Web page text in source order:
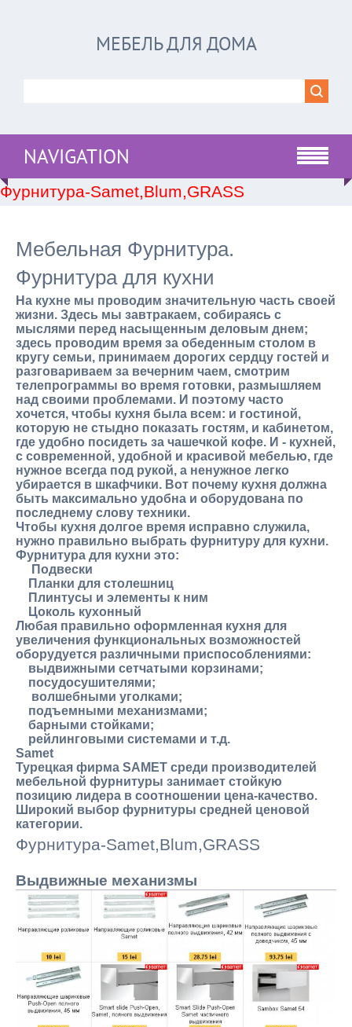
МЕБЕЛЬ ДЛЯ ДОМА
NAVIGATION
Фурнитура-Samet,Blum,GRASS
Мебельная Фурнитура.
Фурнитура для кухни
На кухне мы проводим значительную часть своей
жизни. Здесь мы завтракаем, собираясь с
мыслями перед насыщенным деловым днем;
здесь проводим время за обеденным столом в
кругу семьи, принимаем дорогих сердцу гостей и
разговариваем за вечерним чаем, смотрим
телепрограммы во время готовки, размышляем
над своими проблемами. И поэтому часто
хочется, чтобы кухня была всем: и гостиной,
которую не стыдно показать гостям, и кабинетом,
где удобно посидеть за чашечкой кофе. И - кухней,
с современной, удобной и красивой мебелью, где
нужное всегда под рукой, а ненужное легко
убирается в шкафчики. Вот почему кухня должна
быть максимально удобна и оборудована по
последнему слову техники.
Чтобы кухня долгое время исправно служила,
нужно правильно выбрать фурнитуру для кухни.
Фурнитура для кухни это:
Подвески
Планки для столешниц
Плинтусы и элементы к ним
Цоколь кухонный
Любая правильно оформленная кухня для
увеличения функциональных возможностей
оборудуется различными приспособлениями:
выдвижными сетчатыми корзинами;
посудосушителями;
волшебными уголками;
подъемными механизмами;
барными стойками;
рейлинговыми системами и т.д.
Samet
Турецкая фирма SAMET среди производителей
мебельной фурнитуры занимает стойкую
позицию лидера в соотношении цена-качество.
Широкий выбор фурнитуры средней ценовой
категории.
Фурнитура-Samet,Blum,GRASS
Выдвижные механизмы